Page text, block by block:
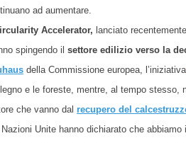
ad aumentare.
Accelerator, lanciato
spingendo il settore edilizio verso la
della Commissione europea, l’iniziativa
e le foreste , mentre, al tempo stesso,
che vanno dal recupero del
Unite hanno dichiarato che